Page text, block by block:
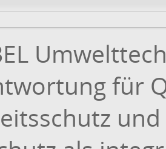
für